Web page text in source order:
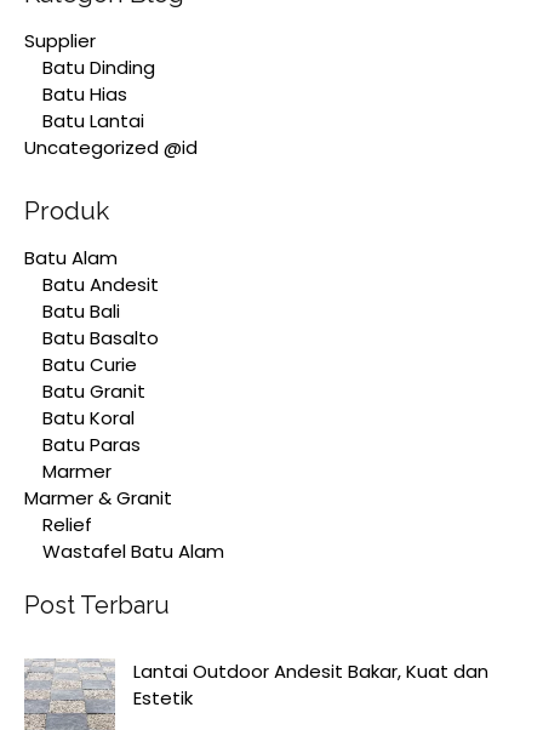
Supplier
Batu Dinding
Batu Hias
Batu Lantai
Uncategorized @id
Produk
Batu Alam
Batu Andesit
Batu Bali
Batu Basalto
Batu Curie
Batu Granit
Batu Koral
Batu Paras
Marmer
Marmer & Granit
Relief
Wastafel Batu Alam
Post Terbaru
Lantai Outdoor Andesit Bakar, Kuat dan
Estetik